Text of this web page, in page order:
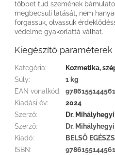
többet tud szemének
megbecsüli látását, nem
forgassuk, olvassuk
védelme gyakorlattá válhat.
Kiegészítő paraméterek
Kategória:
Kozmetika,
Súly:
1 kg
EAN vonalkód:
9786155144561
Kiadási év:
2024
Szerző:
Dr.
Szerző:
Dr.
Kiadó:
BELSŐ
ISBN:
9786155144561